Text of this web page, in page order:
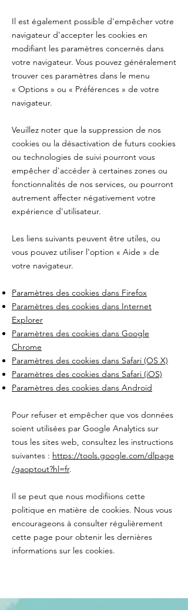
Il est également possible d'empêcher votre
navigateur d'accepter les cookies en
modifiant les paramètres concernés dans
votre navigateur. Vous pouvez généralement
trouver ces paramètres dans le menu
« Options » ou « Préférences » de votre
navigateur.
Veuillez noter que la suppression de nos
cookies ou la désactivation de futurs cookies
ou technologies de suivi pourront vous
empêcher d'accéder à certaines zones ou
fonctionnalités de nos services, ou pourront
autrement affecter négativement votre
expérience d'utilisateur.
Les liens suivants peuvent être utiles, ou
vous pouvez utiliser l'option « Aide » de
votre navigateur.
Paramètres des cookies dans Firefox
Paramètres des cookies dans Internet
Explorer
Paramètres des cookies dans Google
Chrome
Paramètres des cookies dans Safari (OS X)
Paramètres des cookies dans Safari (iOS)
Paramètres des cookies dans Android
Pour refuser et empêcher que vos données
soient utilisées par Google Analytics sur
tous les sites web, consultez les instructions
suivantes : https://tools.google.com/dlpage
/gaoptout?hl=fr.
Il se peut que nous modifiions cette
politique en matière de cookies. Nous vous
encourageons à consulter régulièrement
cette page pour obtenir les dernières
informations sur les cookies.